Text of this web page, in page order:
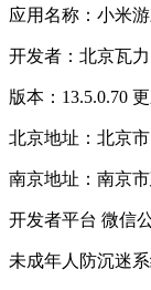
应用名称：小米
开发者：北京瓦
版本：13.5.0.70
北京地址：北京
南京地址：南京
开发者平台 微信
未成年人防沉迷